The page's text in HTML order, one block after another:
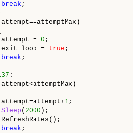
break
= 0
= true
break
:
1;
Sleep ( 2000 );
break ;